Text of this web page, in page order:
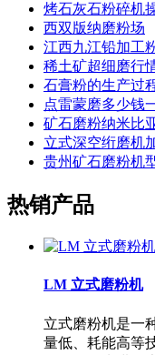
烤石灰石粉碎机
西双版纳磨粉场
江西九江铅加工
稀土矿超细磨行
石膏粉的生产过
点雷蒙磨多少钱
矿石磨粉纳米比
立式深空绗磨机
贵州矿石磨粉机
热销产品
LM 立式磨粉机
立式磨粉机是一
量低、耗能高等